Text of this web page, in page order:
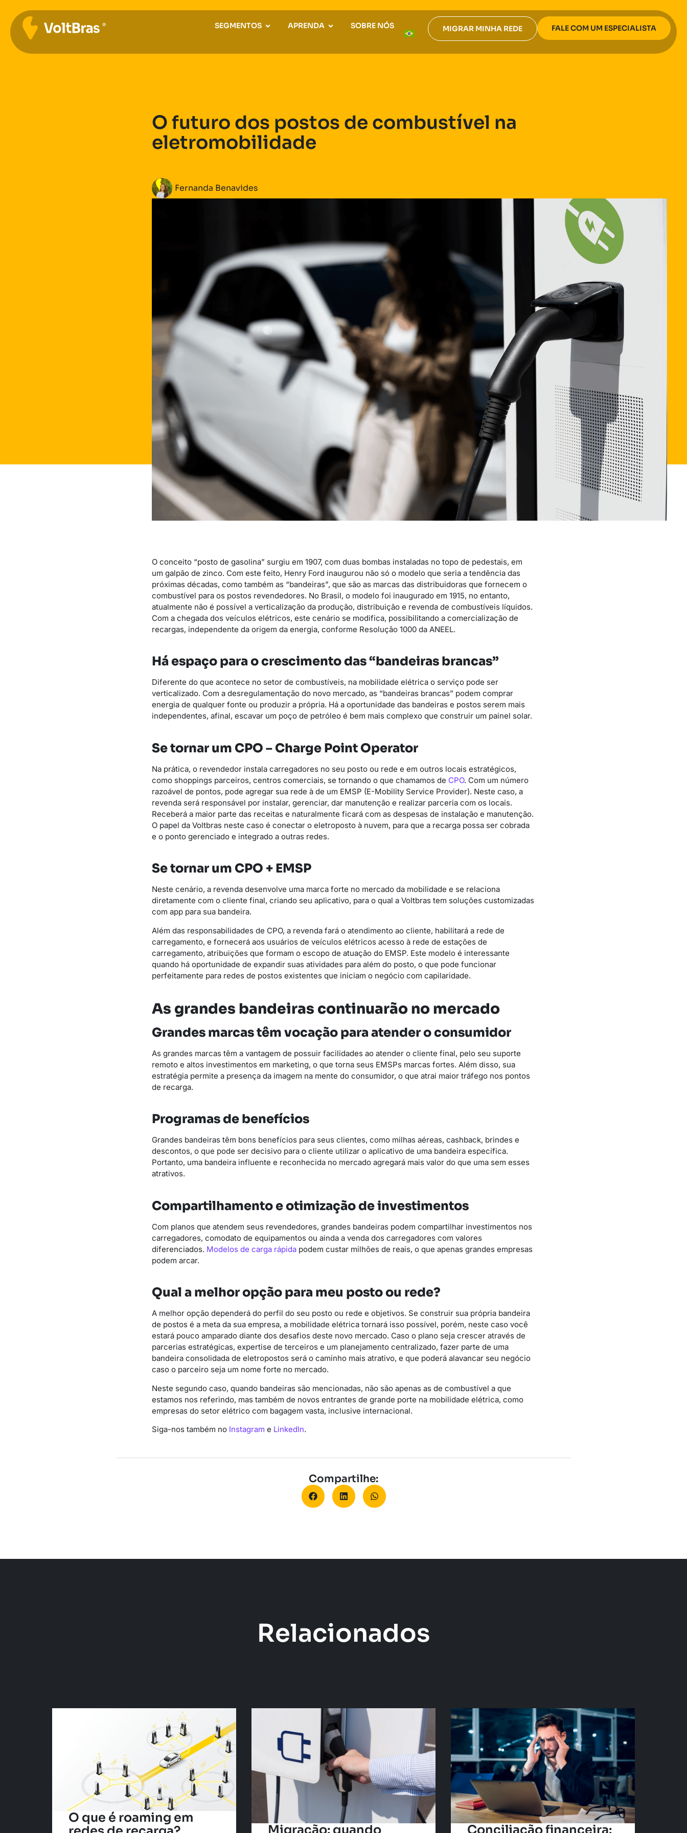
SEGMENTOS APRENDA SOBRE NÓS MIGRAR MINHA REDE FALE COM UM ESPECIALISTA
O futuro dos postos de combustível na
eletromobilidade
Fernanda Benavides
O conceito “posto de gasolina” surgiu em 1907, com duas bombas instaladas no topo de pedestais, em
um galpão de zinco. Com este feito, Henry Ford inaugurou não só o modelo que seria a tendência das
próximas décadas, como também as “bandeiras”, que são as marcas das distribuidoras que fornecem o
combustível para os postos revendedores. No Brasil, o modelo foi inaugurado em 1915, no entanto,
atualmente não é possível a verticalização da produção, distribuição e revenda de combustíveis líquidos.
Com a chegada dos veículos elétricos, este cenário se modifica, possibilitando a comercialização de
recargas, independente da origem da energia, conforme Resolução 1000 da ANEEL.
Há espaço para o crescimento das “bandeiras brancas”
Diferente do que acontece no setor de combustíveis, na mobilidade elétrica o serviço pode ser
verticalizado. Com a desregulamentação do novo mercado, as “bandeiras brancas” podem comprar
energia de qualquer fonte ou produzir a própria. Há a oportunidade das bandeiras e postos serem mais
independentes, afinal, escavar um poço de petróleo é bem mais complexo que construir um painel solar.
Se tornar um CPO – Charge Point Operator
Na prática, o revendedor instala carregadores no seu posto ou rede e em outros locais estratégicos,
como shoppings parceiros, centros comerciais, se tornando o que chamamos de CPO. Com um número
razoável de pontos, pode agregar sua rede à de um EMSP (E-Mobility Service Provider). Neste caso, a
revenda será responsável por instalar, gerenciar, dar manutenção e realizar parceria com os locais.
Receberá a maior parte das receitas e naturalmente ficará com as despesas de instalação e manutenção.
O papel da Voltbras neste caso é conectar o eletroposto à nuvem, para que a recarga possa ser cobrada
e o ponto gerenciado e integrado a outras redes.
Se tornar um CPO + EMSP
Neste cenário, a revenda desenvolve uma marca forte no mercado da mobilidade e se relaciona
diretamente com o cliente final, criando seu aplicativo, para o qual a Voltbras tem soluções customizadas
com app para sua bandeira.
Além das responsabilidades de CPO, a revenda fará o atendimento ao cliente, habilitará a rede de
carregamento, e fornecerá aos usuários de veículos elétricos acesso à rede de estações de
carregamento, atribuições que formam o escopo de atuação do EMSP. Este modelo é interessante
quando há oportunidade de expandir suas atividades para além do posto, o que pode funcionar
perfeitamente para redes de postos existentes que iniciam o negócio com capilaridade.
As grandes bandeiras continuarão no mercado
Grandes marcas têm vocação para atender o consumidor
As grandes marcas têm a vantagem de possuir facilidades ao atender o cliente final, pelo seu suporte
remoto e altos investimentos em marketing, o que torna seus EMSPs marcas fortes. Além disso, sua
estratégia permite a presença da imagem na mente do consumidor, o que atrai maior tráfego nos pontos
de recarga.
Programas de benefícios
Grandes bandeiras têm bons benefícios para seus clientes, como milhas aéreas, cashback, brindes e
descontos, o que pode ser decisivo para o cliente utilizar o aplicativo de uma bandeira específica.
Portanto, uma bandeira influente e reconhecida no mercado agregará mais valor do que uma sem esses
atrativos.
Compartilhamento e otimização de investimentos
Com planos que atendem seus revendedores, grandes bandeiras podem compartilhar investimentos nos
carregadores, comodato de equipamentos ou ainda a venda dos carregadores com valores
diferenciados. Modelos de carga rápida podem custar milhões de reais, o que apenas grandes empresas
podem arcar.
Qual a melhor opção para meu posto ou rede?
A melhor opção dependerá do perfil do seu posto ou rede e objetivos. Se construir sua própria bandeira
de postos é a meta da sua empresa, a mobilidade elétrica tornará isso possível, porém, neste caso você
estará pouco amparado diante dos desafios deste novo mercado. Caso o plano seja crescer através de
parcerias estratégicas, expertise de terceiros e um planejamento centralizado, fazer parte de uma
bandeira consolidada de eletropostos será o caminho mais atrativo, e que poderá alavancar seu negócio
caso o parceiro seja um nome forte no mercado.
Neste segundo caso, quando bandeiras são mencionadas, não são apenas as de combustível a que
estamos nos referindo, mas também de novos entrantes de grande porte na mobilidade elétrica, como
empresas do setor elétrico com bagagem vasta, inclusive internacional.
Siga-nos também no Instagram e LinkedIn.
Compartilhe:
Relacionados
O que é roaming em